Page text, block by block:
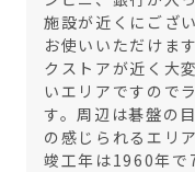
施設が近くにござ
お使いいただけま
クストアが近く大
いエリアですので
す。周辺は碁盤の
の感じられるエリア
竣工年は1960年で